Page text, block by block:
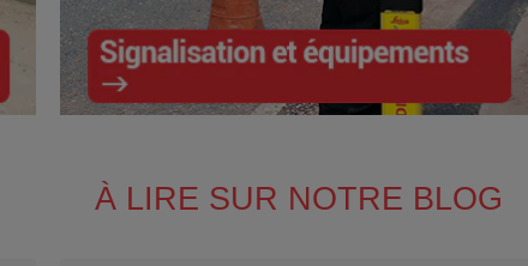
À LIRE SUR NOTRE BLOG